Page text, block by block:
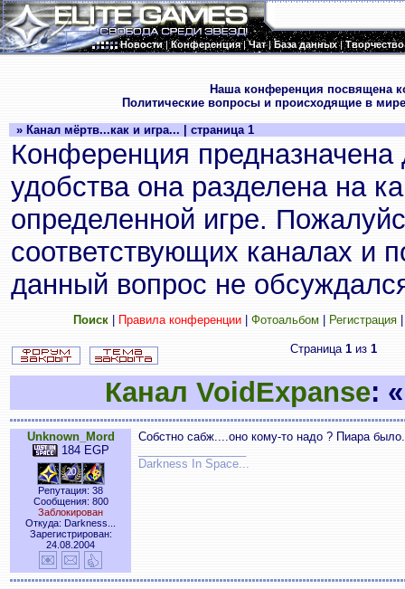
Новости|Конференция|Чат|База данных|Творчество
Наша конференция посвящена
Политические вопросы и происходящие в
» Канал мёртв...как и игра... | страница 1
Конференция
удобства она разделена на
определенной игре.
соответствующих каналах и
данный вопрос не
Поиск| Правила конференции| Фотоальбом Регистрация
Страница 1из 1
Канал VoidExpanse:
Unknown_Mord
184 EGP
Репутация: 38
Сообщения: 800
Заблокирован
Откуда: Darkness...
Зарегистрирован:
24.08.2004
Собстно сабж....оно кому-то надо ? Пиара
Darkness In Space...